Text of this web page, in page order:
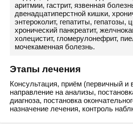
аритмии, гастрит, язвенная
двенадцатиперстной кишки,
энтероколит, гепатиты, гепатозы,
хронический панкреатит,
холецистит, гломерулонефрит,
мочекаменная болезнь.
Этапы лечения
Консультация, приём (первичный и
направление на анализы,
диагноза, постановка
назначение лечения, контроль